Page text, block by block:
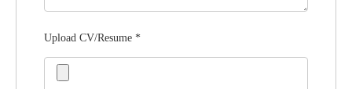
Upload CV/Resume *